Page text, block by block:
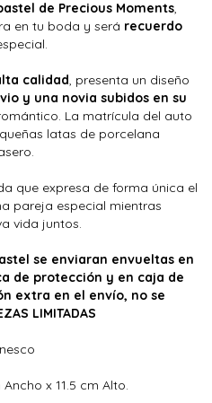
de Precious Moments,
en tu boda y será recuerdo
calidad, presenta un diseño
y una novia subidos en su
La matrícula del auto
latas de porcelana
que expresa de forma única el
pareja especial mientras
vida juntos.
se enviaran envueltas en
de protección y en caja de
extra en el envío, no se
LIMITADAS
x 11.5 cm Alto.